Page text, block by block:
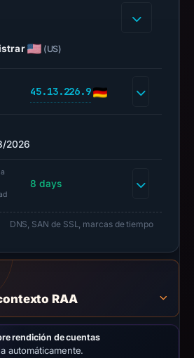
details
may
changed
summarizes
bound
not
a
live
guarantee.
Avoid
interacting
(US)
45.13.226.9
2026
8 days
DNS, SAN de SSL, marcas de tiempo
RAA
rendición de cuentas
automáticamente.